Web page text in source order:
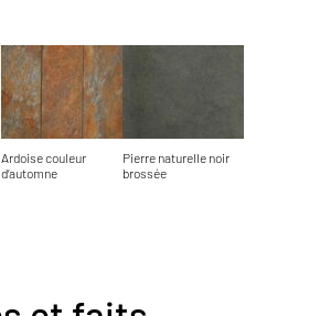
Ardoise couleur
d‘automne
Pierre naturelle noir
brossée